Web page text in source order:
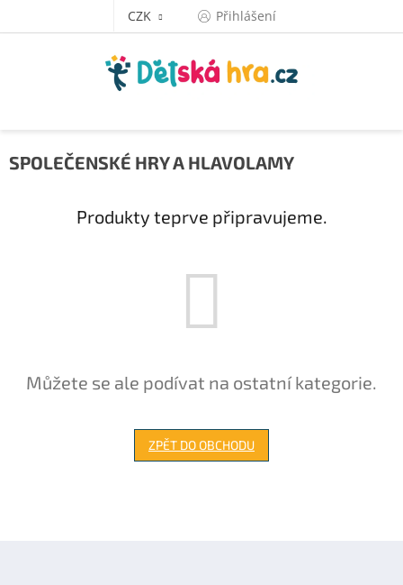
CZK Přihlášení
SPOLEČENSKÉ HRY A HLAVOLAMY
Produkty teprve připravujeme.
Můžete se ale podívat na ostatní kategorie.
ZPĚT DO OBCHODU